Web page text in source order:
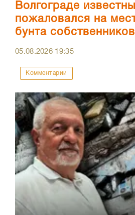
Волгограде
пожаловался на
бунта собственников
05.08.2026 19:35
Комментарии